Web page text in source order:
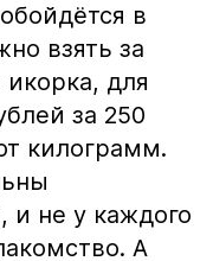
в
взять за
икорка, для
за 250
килограмм.
и не у каждого
А